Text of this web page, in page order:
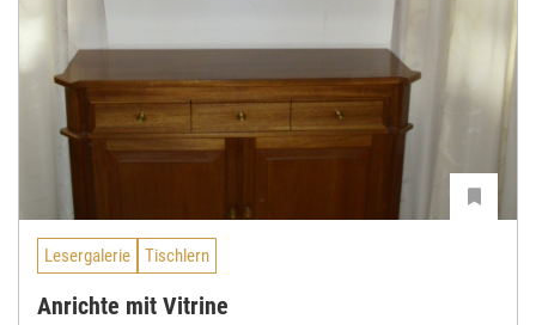
Lesergalerie Tischlern
Anrichte mit Vitrine